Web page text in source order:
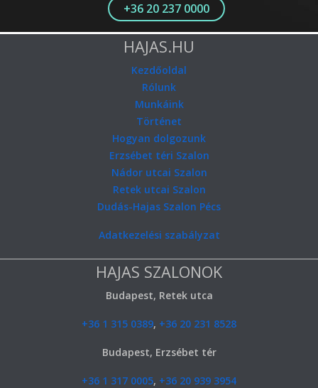
+36 20 237 0000
HAJAS.HU
Kezdőoldal
Rólunk
Munkáink
Történet
Hogyan dolgozunk
Erzsébet téri Szalon
Nádor utcai Szalon
Retek utcai Szalon
Dudás-Hajas Szalon Pécs
Adatkezelési szabályzat
HAJAS SZALONOK
Budapest, Retek utca
+36 1 315 0389, +36 20 231 8528
Budapest, Erzsébet tér
+36 1 317 0005, +36 20 939 3954